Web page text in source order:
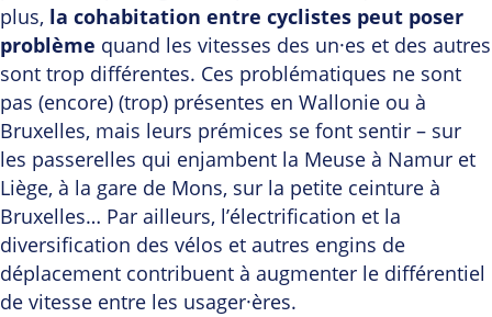
plus, la cohabitation entre cyclistes peut poser
problème quand les vitesses des un·es et des autres
sont trop différentes. Ces problématiques ne sont
pas (encore) (trop) présentes en Wallonie ou à
Bruxelles, mais leurs prémices se font sentir – sur
les passerelles qui enjambent la Meuse à Namur et
Liège, à la gare de Mons, sur la petite ceinture à
Bruxelles… Par ailleurs, l’électrification et la
diversification des vélos et autres engins de
déplacement contribuent à augmenter le différentiel
de vitesse entre les usager·ères.